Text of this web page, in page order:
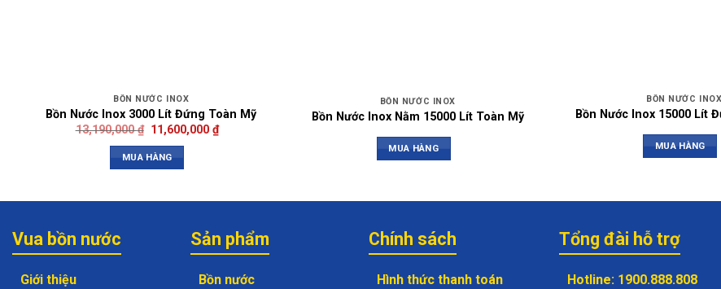
BỒN NƯỚC INOX
Bồn Nước Inox 3000 Lít Đứng Toàn Mỹ
13,190,000₫ 11,600,000 ₫
MUA HÀNG
BỒN NƯỚC INOX
Bồn Nước Inox Nằm 15000 Lít Toàn Mỹ
MUA HÀNG
BỒN NƯỚC INOX
Bồn Nước Inox 15000 Lít
MUA HÀNG
Vua bồn nước
Giới thiệu
Sản phẩm
Bồn nước
Chính sách
Hình thức thanh toán
Tổng đài hỗ trợ
Hotline: 1900.888.808